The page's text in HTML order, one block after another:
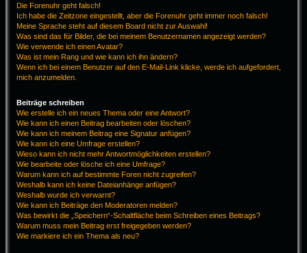
Die Forenuhr geht falsch!
Ich habe die Zeitzone eingestellt, aber die Forenuhr geht immer noch falsch!
Meine Sprache steht auf diesem Board nicht zur Auswahl!
Was sind das für Bilder, die bei meinem Benutzernamen angezeigt werden?
Wie verwende ich einen Avatar?
Was ist mein Rang und wie kann ich ihn ändern?
Wenn ich bei einem Benutzer auf den E-Mail-Link klicke, werde ich aufgefordert,
mich anzumelden.
Beiträge schreiben
Wie erstelle ich ein neues Thema oder eine Antwort?
Wie kann ich einen Beitrag bearbeiten oder löschen?
Wie kann ich meinem Beitrag eine Signatur anfügen?
Wie kann ich eine Umfrage erstellen?
Wieso kann ich nicht mehr Antwortmöglichkeiten erstellen?
Wie bearbeite oder lösche ich eine Umfrage?
Warum kann ich auf bestimmte Foren nicht zugreifen?
Weshalb kann ich keine Dateianhänge anfügen?
Weshalb wurde ich verwarnt?
Wie kann ich Beiträge den Moderatoren melden?
Was bewirkt die „Speichern“-Schaltfläche beim Schreiben eines Beitrags?
Warum muss mein Beitrag erst freigegeben werden?
Wie markiere ich ein Thema als neu?